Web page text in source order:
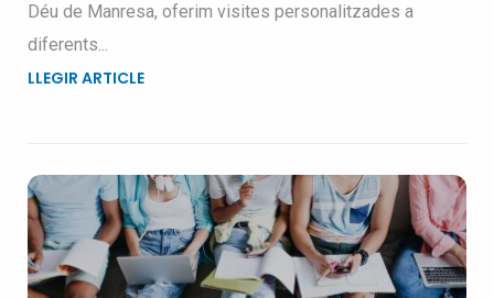
Déu de Manresa, oferim visites personalitzades a
diferents...
LLEGIR ARTICLE